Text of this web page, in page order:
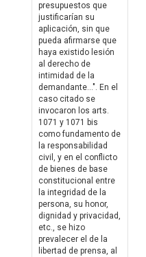
presupuestos que
justificarían su
aplicación, sin que
pueda afirmarse que
haya existido lesión
al derecho de
intimidad de la
demandante...". En el
caso citado se
invocaron los arts.
1071 y 1071 bis
como fundamento de
la responsabilidad
civil, y en el conflicto
de bienes de base
constitucional entre
la integridad de la
persona, su honor,
dignidad y privacidad,
etc., se hizo
prevalecer el de la
libertad de prensa, al